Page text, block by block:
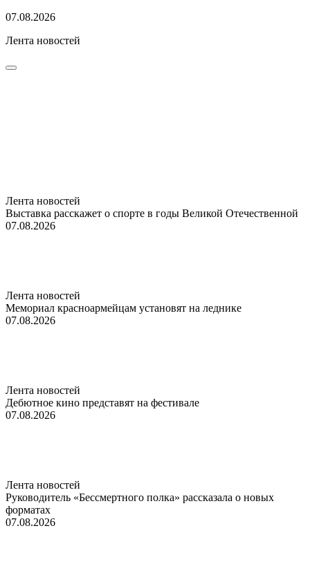
07.08.2026
Лента новостей
Лента новостей
Выставка расскажет о спорте в годы Великой Отечественной
07.08.2026
Лента новостей
Мемориал красноармейцам установят на леднике
07.08.2026
Лента новостей
Дебютное кино представят на фестивале
07.08.2026
Лента новостей
Руководитель «Бессмертного полка» рассказала о новых
форматах
07.08.2026